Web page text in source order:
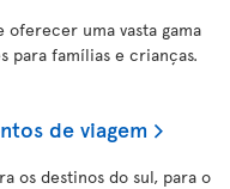
oferecer uma vasta gama
para famílias e crianças.
de viagem
os destinos do sul, para o